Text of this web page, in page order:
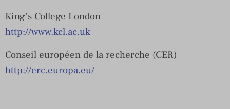
King’s College London
http://www.kcl.ac.uk
Conseil européen de la recherche (CER)
http://erc.europa.eu/